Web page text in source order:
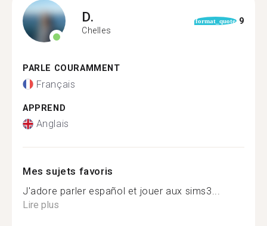
D.
Chelles
format_quote 9
PARLE COURAMMENT
Français
APPREND
Anglais
Mes sujets favoris
J'adore parler español et jouer aux sims3...
Lire plus